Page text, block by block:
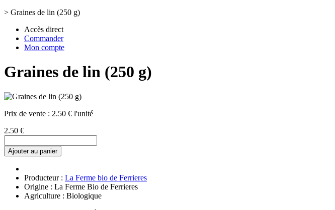
> Graines de lin (250 g)
Accès direct
Commander
Mon compte
Graines de lin (250 g)
Prix de vente : 2.50 € l'unité
2.50 €
Ajouter au panier
Producteur : La Ferme bio de Ferrieres
Origine : La Ferme Bio de Ferrieres
Agriculture : Biologique